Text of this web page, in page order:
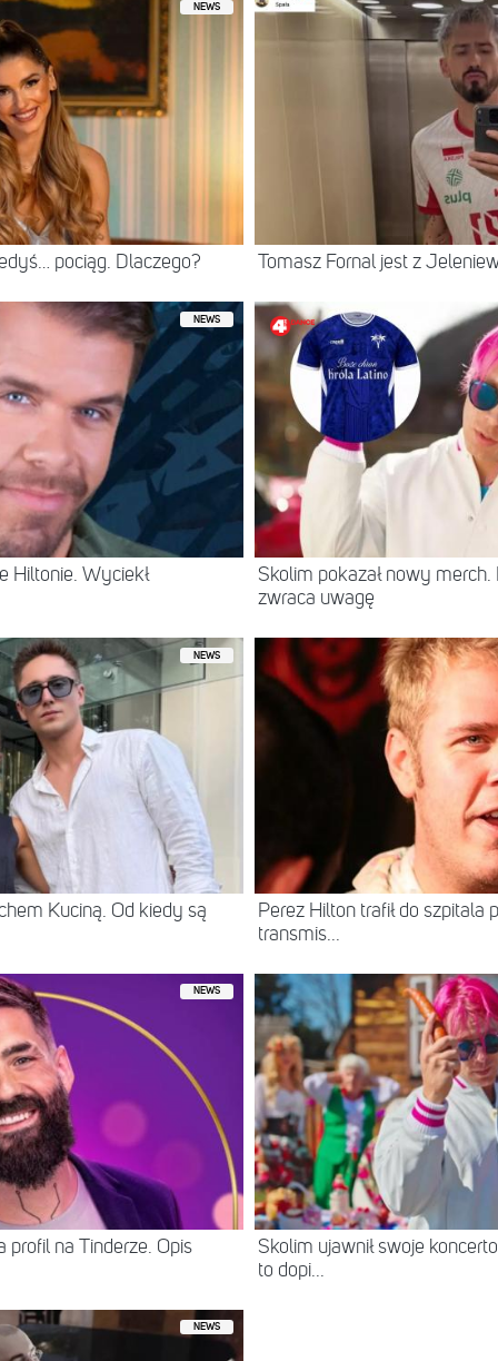
NEWS
pociąg. Dlaczego? Tomasz Fornal jest z
NEWS
Hiltonie. Wyciekł
Skolim pokazał nowy
zwraca uwagę
NEWS
Kuciną. Od kiedy są
Perez Hilton trafił do szpitala
transmis...
NEWS
profil na Tinderze. Opis
Skolim ujawnił swoje
to dopi...
NEWS